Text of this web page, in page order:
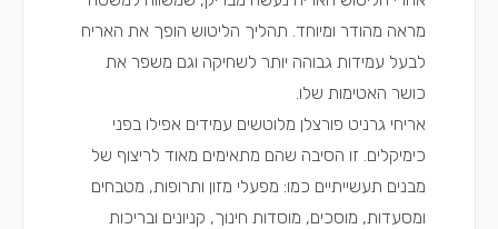
מראה מהודר ומיוחד. תהליך הליטוש הופך את האריח
לבעל עמידות גבוהה יותר לשחיקה וגם משפר את
כושר האטימות שלו.
אריחי גרניט פורצלן מלוטשים עמידים אפילו בפני
כימיקלים. זו הסיבה שהם מתאימים מאוד לריצוף של
מבנים תעשייתיים כמו: מפעלי מזון ותרופות, מטבחים
ומסעדות, מוסכים, מוסדות חינוך, קניונים ובריכות